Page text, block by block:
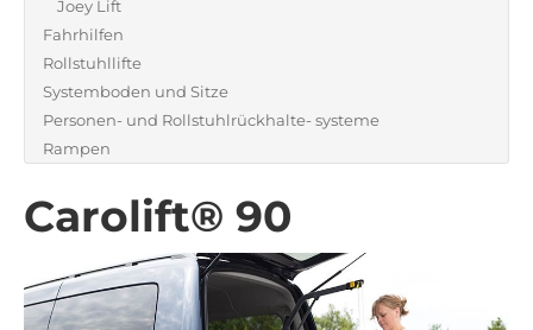
Joey Lift
Fahrhilfen
Rollstuhllifte
Systemboden und Sitze
Personen- und Rollstuhlrückhalte- systeme
Rampen
Carolift® 90